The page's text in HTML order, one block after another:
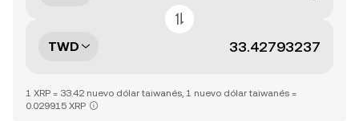
TWD
1 XRP = 33.42 nuevo dólar taiwanés, 1 nuevo dólar taiwanés =
0.029915 XRP